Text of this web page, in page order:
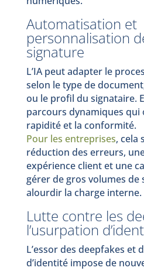
Automatisation et
personnalisation
signature
L’IA peut adapter le
selon le type de
ou le profil du signataire.
parcours dynamiques qui
rapidité et la conformité.
Pour les entreprises, cela
réduction des erreurs,
expérience client et une
gérer de gros volumes de
alourdir la charge interne.
Lutte contre les
l’usurpation
L’essor des deepfakes et
d’identité impose de